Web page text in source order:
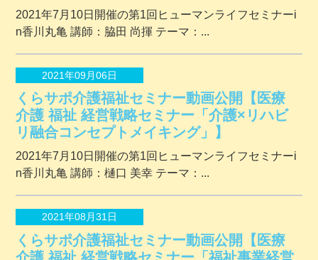
2021年7月10日開催の第1回ヒューマンライフセミナーi
n香川丸亀 講師：脇田 尚揮 テーマ：...
2021年09月06日
くらサポ介護福祉セミナー動画公開【医療
介護 福祉 経営戦略セミナー「介護×リハビ
リ融合コンセプトメイキング」】
2021年7月10日開催の第1回ヒューマンライフセミナーi
n香川丸亀 講師：樋口 美幸 テーマ：...
2021年08月31日
くらサポ介護福祉セミナー動画公開【医療
介護 福祉 経営戦略セミナー「福祉事業経営